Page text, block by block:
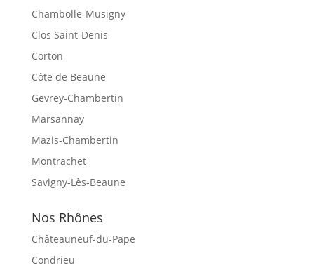
Chambolle-Musigny
Clos Saint-Denis
Corton
Côte de Beaune
Gevrey-Chambertin
Marsannay
Mazis-Chambertin
Montrachet
Savigny-Lès-Beaune
Nos Rhônes
Châteauneuf-du-Pape
Condrieu